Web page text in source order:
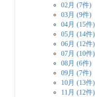
02月 (7件)
03月 (9件)
04月 (15件)
05月 (14件)
06月 (12件)
07月 (10件)
08月 (6件)
09月 (7件)
10月 (13件)
11月 (12件)